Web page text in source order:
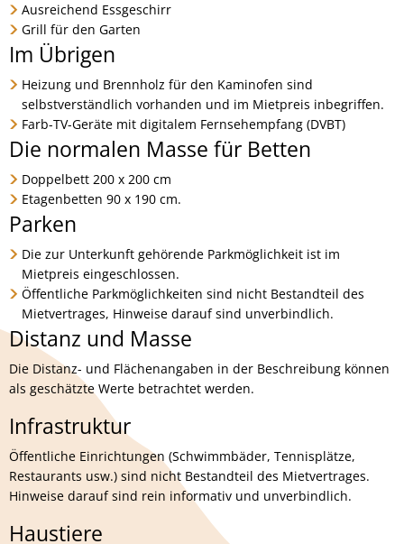
Ausreichend Essgeschirr
Grill für den Garten
Im Übrigen
Heizung und Brennholz für den Kaminofen sind
selbstverständlich vorhanden und im Mietpreis inbegriffen.
Farb-TV-Geräte mit digitalem Fernsehempfang (DVBT)
Die normalen Masse für Betten
Doppelbett 200 x 200 cm
Etagenbetten 90 x 190 cm.
Parken
Die zur Unterkunft gehörende Parkmöglichkeit ist im
Mietpreis eingeschlossen.
Öffentliche Parkmöglichkeiten sind nicht Bestandteil des
Mietvertrages, Hinweise darauf sind unverbindlich.
Distanz und Masse
Die Distanz- und Flächenangaben in der Beschreibung können
als geschätzte Werte betrachtet werden.
Infrastruktur
Öffentliche Einrichtungen (Schwimmbäder, Tennisplätze,
Restaurants usw.) sind nicht Bestandteil des Mietvertrages.
Hinweise darauf sind rein informativ und unverbindlich.
Haustiere